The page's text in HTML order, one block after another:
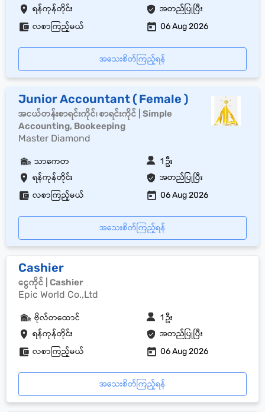
ရန်ကုန်တိုင်း အတည်ပြုပြီး
လစာကြည့်မယ် 06 Aug 2026
အသေးစိတ်ကြည့်ရန်
Junior Accountant ( Female )
အငယ်တန်းစာရင်းကိုင်၊ စာရင်းကိုင် | Simple
Accounting, Bookeeping
Master Diamond
ရန်ကုန်တိုင်း အတည်ပြုပြီး
သာကေတ 1 ဦး
လစာကြည့်မယ် 06 Aug 2026
အသေးစိတ်ကြည့်ရန်
Cashier
ငွေကိုင် | Cashier
Epic World Co.,Ltd
ရန်ကုန်တိုင်း အတည်ပြုပြီး
ဗိုလ်တထောင် 1 ဦး
လစာကြည့်မယ် 06 Aug 2026
အသေးစိတ်ကြည့်ရန်